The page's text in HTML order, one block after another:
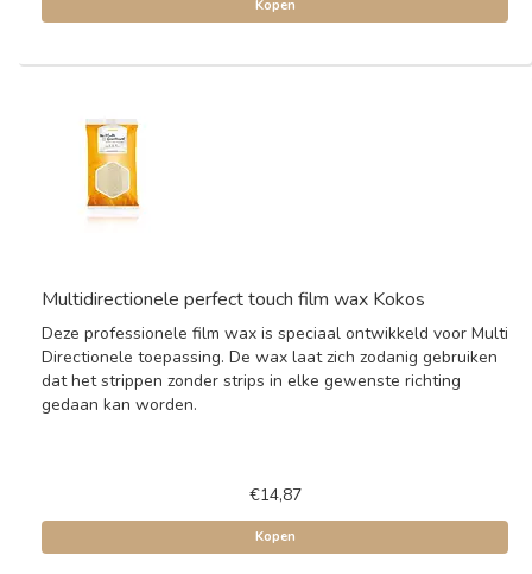
Kopen
Multidirectionele perfect touch film wax Kokos
Deze professionele film wax is speciaal ontwikkeld voor Multi
Directionele toepassing. De wax laat zich zodanig gebruiken
dat het strippen zonder strips in elke gewenste richting
gedaan kan worden.
€14,87
Kopen